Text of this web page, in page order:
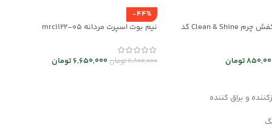
کرم مراقبت از کفش چرم Clean & Shine کد
تومان
و براق کننده
-44%
نیم بوت اسپرت مردانه mrc1122-05
11,800,000تومان6,650,000 تومان